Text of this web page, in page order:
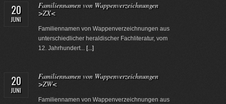
20
JUNI
Familiennamen von Wappenverzeichnungen
>ZX<
Familiennamen von Wappenverzeichnungen aus
unterschiedlicher heraldischer Fachliteratur, vom
12. Jahrhundert... [...]
20
JUNI
Familiennamen von Wappenverzeichnungen
>ZW<
Familiennamen von Wappenverzeichnungen aus